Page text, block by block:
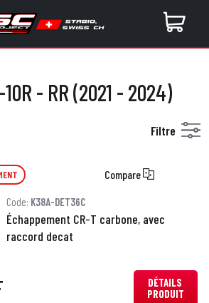
- RR (2021 - 2024)
Filtre
Compare
Code: K38A-DET36C
Échappement CR-T carbone, avec
raccord decat
DÉTAILS
PRODUIT